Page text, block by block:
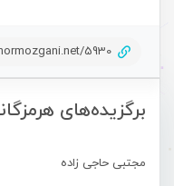
برگزیده‌های
مجتبی حاجی زاده
5930